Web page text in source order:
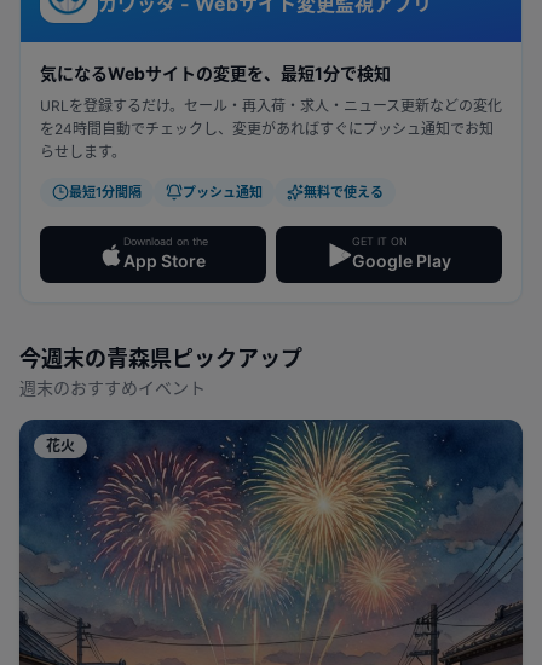
気になるWebサイトの変更を、最短1分で検知
URLを登録するだけ。セール・再入荷・求人・ニュース更新などの変化
を24時間自動でチェックし、変更があればすぐにプッシュ通知でお知
らせします。
最短1分間隔 プッシュ通知 無料で使える
Download on the
App Store
GET IT ON
Google Play
今週末の青森県 ピックアップ
週末のおすすめイベント
花火